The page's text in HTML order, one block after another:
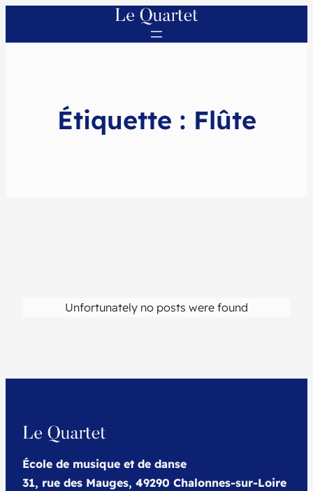
Étiquette : Flûte
Unfortunately no posts were found
École de musique et de danse
31, rue des Mauges, 49290 Chalonnes-sur-Loire